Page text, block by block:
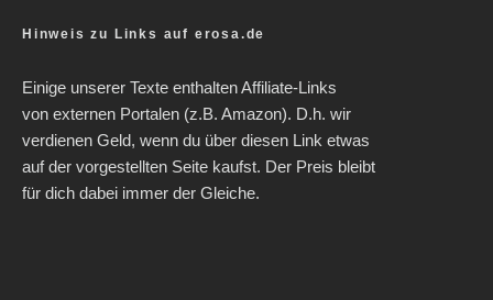
Hinweis zu Links auf erosa.de
Einige unserer Texte enthalten Affiliate-Links
von externen Portalen (z.B. Amazon). D.h. wir
verdienen Geld, wenn du über diesen Link etwas
auf der vorgestellten Seite kaufst. Der Preis bleibt
für dich dabei immer der Gleiche.